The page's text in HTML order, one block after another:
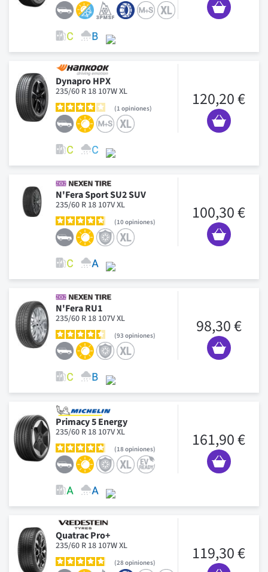
Dynapro HPX
235/60 R 18 107W XL
1 opiniones 120,20 €
N'Fera Sport SU2 SUV
235/60 R 18 107V XL
10opiniones 100,30 €
N'Fera RU1
235/60 R 18 107V XL
93 opiniones 98,30 €
Primacy 5 Energy
235/60 R 18 107V XL
18 opiniones 161,90 €
Quatrac Pro+
235/60 R 18 107W XL
28 opiniones 119,30 €